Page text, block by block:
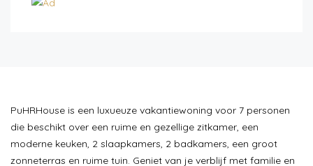
PuHRHouse is een luxueuze vakantiewoning voor 7 personen
die beschikt over een ruime en gezellige zitkamer, een
moderne keuken, 2 slaapkamers, 2 badkamers, een groot
zonneterras en ruime tuin. Geniet van je verblijf met familie en